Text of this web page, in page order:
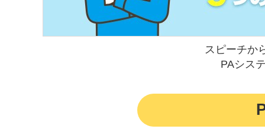
スピーチか
PAシス